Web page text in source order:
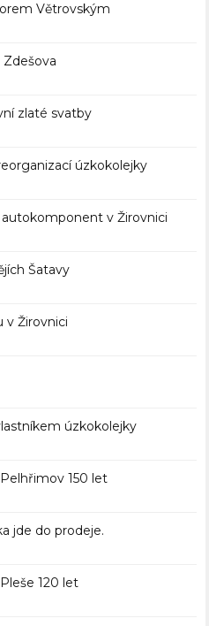
Větrovským
zlaté svatby
úzkokolejky
v Žirovnici
Šatavy
v Žirovnici
úzkokolejky
150 let
jde do prodeje.
120 let